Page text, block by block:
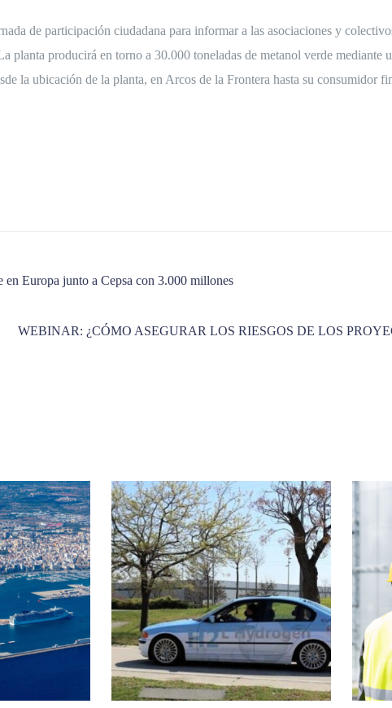
de participación ciudadana para informar a las asociaciones y
planta producirá en torno a 30.000 toneladas de metanol verde mediante
la ubicación de la planta, en Arcos de la Frontera hasta su consumidor
Europa junto a Cepsa con 3.000 millones
WEBINAR: ¿CÓMO ASEGURAR LOS RIESGOS DE LOS